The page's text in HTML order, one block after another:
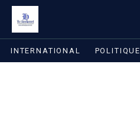
INTERNATIONAL POLITIQUE